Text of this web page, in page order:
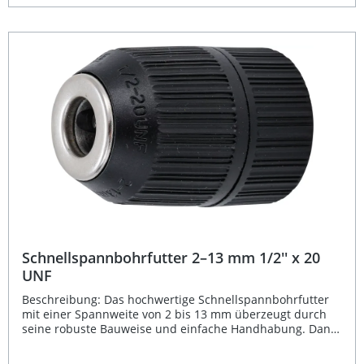
Krokodilklemmen. Diese Pumpe ist ideal für Motoröl und
Hinweis: Nicht geeignet für Kraftstoffe oder andere leicht
entzündliche Flüssigkeiten. Einfache Handhabung und
saubere Ölabsaugung durch 12V-Anschluss Hohe Effizienz
mit ca. 0,2 l/min Förderleistung Bis zu 100 % Absaugung
durch 6 mm Ölsonde Stabile Bauweise, kompakt und
leicht transportierbar (850 g) Inklusive vollständig Zubehör
und Bedienungsanleitung Lieferumfang: Öl-
Absaugpumpe 12V Ölabsaugsonde (6 mm Durchmesser)
Krokodilklemmen zum Anschluss an Autobatterie
Bedienungsanleitung
Schnellspannbohrfutter 2–13 mm 1/2'' x 20
UNF
Beschreibung: Das hochwertige Schnellspannbohrfutter
mit einer Spannweite von 2 bis 13 mm überzeugt durch
seine robuste Bauweise und einfache Handhabung. Dank